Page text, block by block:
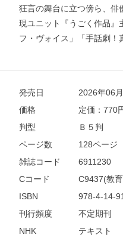
狂言の舞台に立つ傍ら、俳
現ユニット『うごく作品』
フ・ヴォイス」「手話劇！
発売日
2026年06
価格
定価： 770
判型
Ｂ５判
ページ数
128ページ
雑誌コード
6911230
Cコード
C9437(教
ISBN
978-4-14-
刊行頻度
不定期刊
NHK
テキスト